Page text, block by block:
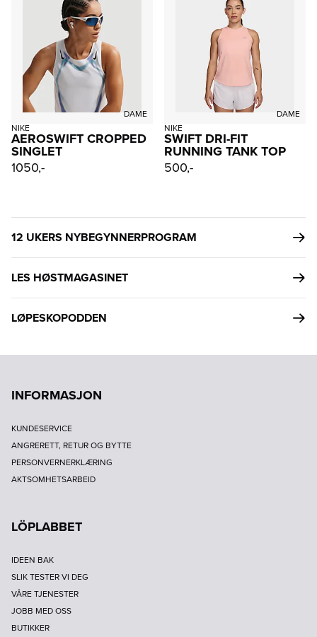
DAME
NIKE
AEROSWIFT CROPPED
SINGLET
1050,-
DAME
NIKE
SWIFT DRI-FIT
RUNNING TANK TOP
500,-
12 UKERS NYBEGYNNERPROGRAM
LES HØSTMAGASINET
LØPESKOPODDEN
INFORMASJON
KUNDESERVICE
ANGRERETT, RETUR OG BYTTE
PERSONVERNERKLÆRING
AKTSOMHETSARBEID
LÖPLABBET
IDEEN BAK
SLIK TESTER VI DEG
VÅRE TJENESTER
JOBB MED OSS
BUTIKKER